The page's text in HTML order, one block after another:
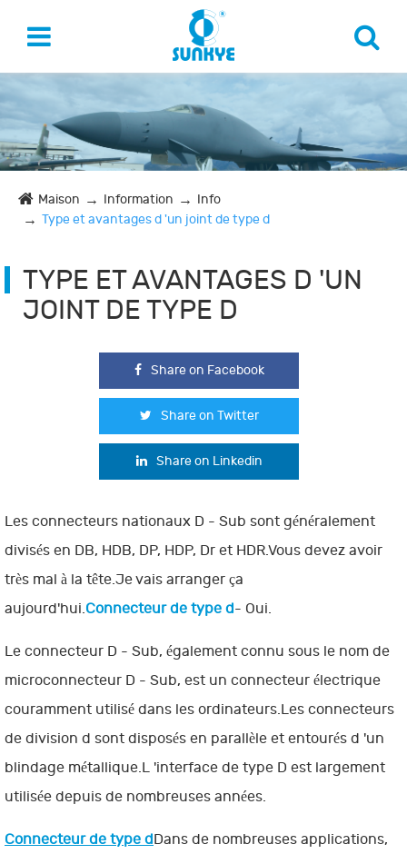
Maison Information
Info
Type et avantages d 'un joint de type d
TYPE ET AVANTAGES D 'UN
JOINT DE TYPE D
Share on Facebook
Share on Twitter
Share on Linkedin
Les connecteurs nationaux D - Sub sont généralement
divisés en DB, HDB, DP, HDP, Dr et HDR.Vous devez avoir
très mal à la tête.Je vais arranger ça
aujourd'hui. Connecteur de type d- Oui.
Le connecteur D - Sub, également connu sous le nom de
microconnecteur D - Sub, est un connecteur électrique
couramment utilisé dans les ordinateurs.Les connecteurs
de division d sont disposés en parallèle et entourés d 'un
blindage métallique.L 'interface de type D est largement
utilisée depuis de nombreuses années.
Connecteur de type dDans de nombreuses applications,